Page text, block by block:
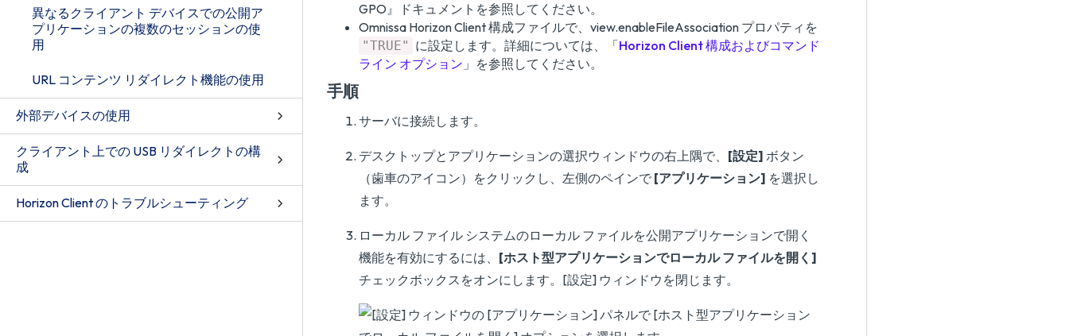
異なるクライアント デバイスでの公開ア
プリケーションの複数のセッションの使
用
URL コンテンツ リダイレクト機能の使用
外部デバイスの使用
クライアント上での USB リダイレクトの構
成
Horizon Client のトラブルシューティング
GPO』ドキュメントを参照してください。
Omnissa Horizon Client 構成ファイルで、view.enableFileAssociation プロパティを
"TRUE" に設定します。詳細については、「Horizon Client 構成およびコマンド
ライン オプション 」を参照してください。
手順
サーバに接続します。
デスクトップとアプリケーションの選択ウィンドウの右上隅で、 [設定] ボタン
（歯車のアイコン）をクリックし、左側のペインで [アプリケーション] を選択し
ます。
ローカル ファイル システムのローカル ファイルを公開アプリケーションで開く
機能を有効にするには、 [ホスト型アプリケーションでローカル ファイルを開く]
チェックボックスをオンにします。[設定] ウィンドウを閉じます。